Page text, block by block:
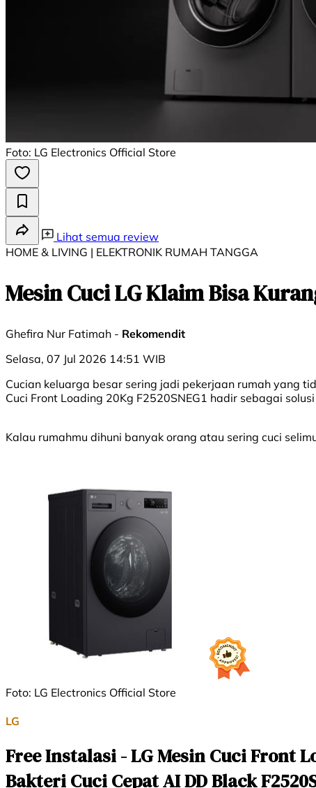
Foto: LG Electronics Official Store
Lihat semua review
HOME & LIVING | ELEKTRONIK RUMAH TANGGA
Mesin Cuci LG Klaim Bisa
Ghefira Nur Fatimah - Rekomendit
Selasa, 07 Jul 2026 14:51 WIB
Cucian keluarga besar sering jadi pekerjaan rumah yang
Cuci Front Loading 20Kg F2520SNEG1 hadir sebagai
Kalau rumahmu dihuni banyak orang atau sering cuci
Foto: LG Electronics Official Store
LG
Free Instalasi - LG Mesin Cuci Front
Bakteri Cuci Cepat AI DD Black